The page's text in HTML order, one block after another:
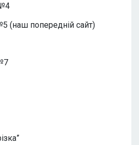
(наш попередній сайт)